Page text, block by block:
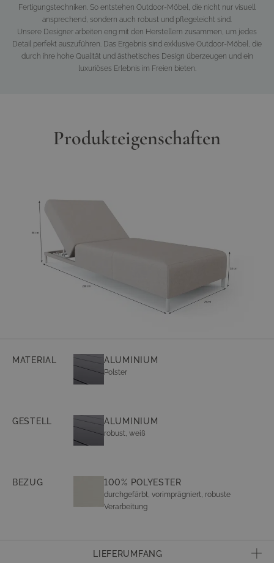
Fertigungstechniken. So entstehen Outdoor-Möbel, die nicht nur visuell
ansprechend, sondern auch robust und pflegeleicht sind.
Unsere Designer arbeiten eng mit den Herstellern zusammen, um jedes
Detail perfekt auszuführen. Das Ergebnis sind exklusive Outdoor-Möbel, die
durch ihre hohe Qualität und ästhetisches Design überzeugen und ein
luxuriöses Erlebnis im Freien bieten.
Produkteigenschaften
MATERIAL ALUMINIUM
Polster
GESTELL ALUMINIUM
robust, weiß
BEZUG 100% POLYESTER
durchgefärbt, vorimprägniert, robuste
Verarbeitung
LIEFERUMFANG